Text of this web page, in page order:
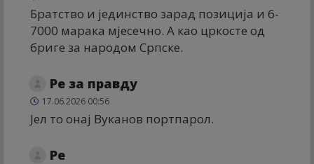
Братство и јединство зарад позиција и 6-
7000 марака мјесечно. А као цркосте од
бриге за народом Српске.
Ре за правду
17.06.2026 00:56
Јел то онај Вуканов портпарол.
Ре